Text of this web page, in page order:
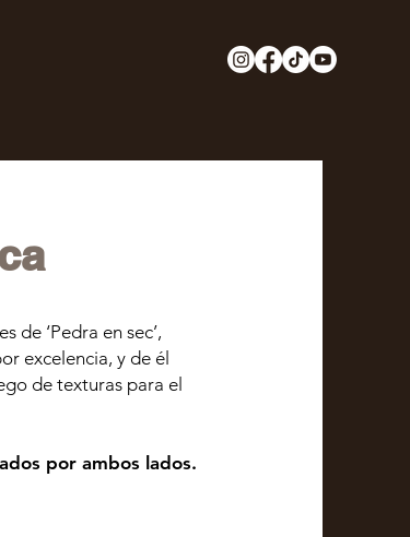
de ‘Pedra en sec’,
excelencia, y de él
de texturas para el
por ambos lados.